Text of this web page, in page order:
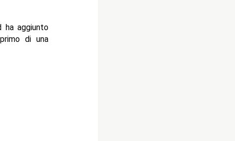
ha aggiunto
di una